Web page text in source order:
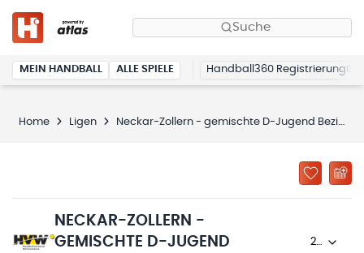
Suche
MEIN HANDBALL ALLE SPIELE Handball360 Registrierung
Home Ligen Neckar-Zollern - gemischte D-Jugend Bezirksklasse
NECKAR-ZOLLERN -
GEMISCHTE D-JUGEND